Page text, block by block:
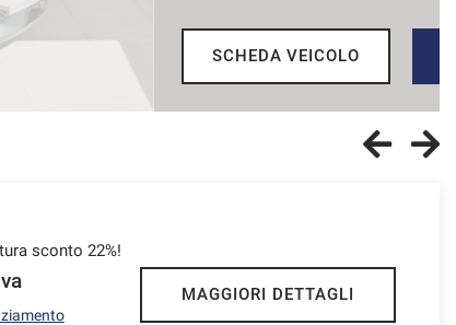
VEICOLO RICHIEDI INFO
sconto 22%!
MAGGIORI DETTAGLI